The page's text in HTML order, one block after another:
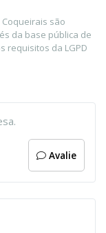
são
da base pública de
requisitos da LGPD
Avalie